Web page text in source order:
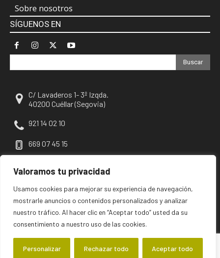
Valoramos tu privacidad
Usamos cookies para mejorar su experiencia de navegación,
mostrarle anuncios o contenidos personalizados y analizar
nuestro tráfico. Al hacer clic en “Aceptar todo” usted da su
consentimiento a nuestro uso de las cookies.
Personalizar Rechazar todo Aceptar todo
Sobre nosotros
SÍGUENOS EN
Buscar
C/ Lavaderos 1- 3º Izqda.
40200 Cuéllar (Segovia)
921 14 02 10
669 07 45 15